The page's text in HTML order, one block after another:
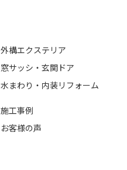
外構エクステリア
窓サッシ・玄関ドア
水まわり・内装リフォーム
施工事例
お客様の声